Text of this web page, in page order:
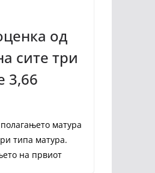
од
сите три
3,66
матура
типа матура.
на првиот